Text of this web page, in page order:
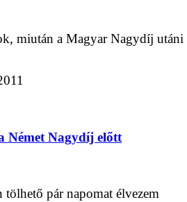
miután a Magyar Nagydíj utáni
Német Nagydíj előtt
tölhető pár napomat élvezem